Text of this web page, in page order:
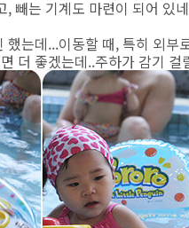
, 빼는 기계도 마련이 되어 있
했는데...이동할 때, 특히 외부
더 좋겠는데..주하가 감기